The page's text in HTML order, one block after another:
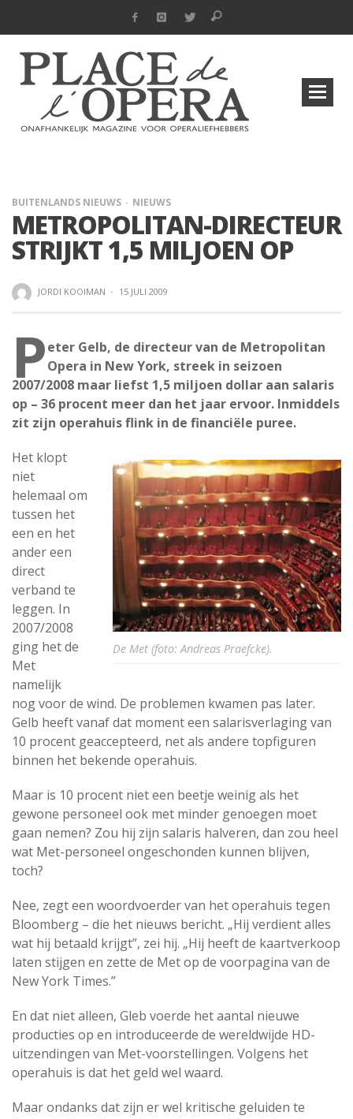
BUITENLANDS NIEUWS NIEUWS
METROPOLITAN-DIRECTEUR
STRIJKT 1,5 MILJOEN OP
JORDI KOOIMAN · 15 JULI 2009
Peter Gelb, de directeur van de Metropolitan
Opera in New York, streek in seizoen
2007/2008 maar liefst 1,5 miljoen dollar aan salaris
op – 36 procent meer dan het jaar ervoor. Inmiddels
zit zijn operahuis flink in de financiële puree.
De Met (foto: Andreas Praefcke).
Het klopt
niet
helemaal om
tussen het
een en het
ander een
direct
verband te
leggen. In
2007/2008
ging het de
Met
namelijk
nog voor de wind. De problemen kwamen pas later.
Gelb heeft vanaf dat moment een salarisverlaging van
10 procent geaccepteerd, net als andere topfiguren
binnen het bekende operahuis.
Maar is 10 procent niet een beetje weinig als het
gewone personeel ook met minder genoegen moet
gaan nemen? Zou hij zijn salaris halveren, dan zou heel
wat Met-personeel ongeschonden kunnen blijven,
toch?
Nee, zegt een woordvoerder van het operahuis tegen
Bloomberg – die het nieuws bericht. „Hij verdient alles
wat hij betaald krijgt”, zei hij. „Hij heeft de kaartverkoop
laten stijgen en zette de Met op de voorpagina van de
New York Times.”
En dat niet alleen, Gleb voerde het aantal nieuwe
producties op en introduceerde de wereldwijde HD-
uitzendingen van Met-voorstellingen. Volgens het
operahuis is dat het geld wel waard.
Maar ondanks dat zijn er wel kritische geluiden te